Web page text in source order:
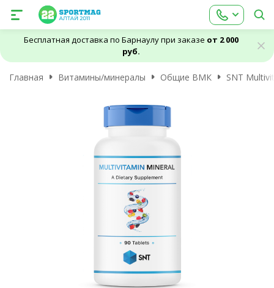
Бесплатная доставка по Барнаулу при заказе от 2 000
руб.
Главная Витамины/минералы Общие ВМК SNT